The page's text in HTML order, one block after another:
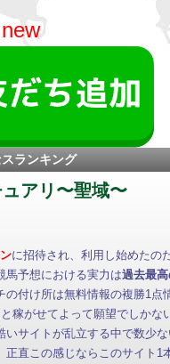
new
ランキング
アリ〜聖域〜
に招待され、利用し始めたの
馬予想における実力は過去最
付け所は無料情報の複勝1点
稼がせてよって願望でしかな
いサイトが乱立する中で数少
直この感じならこのサイト1